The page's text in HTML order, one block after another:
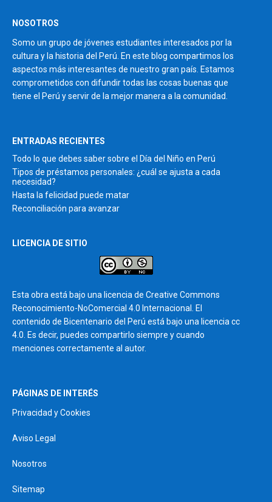
NOSOTROS
Somo un grupo de jóvenes estudiantes interesados por la
cultura y la historia del Perú. En este blog compartimos los
aspectos más interesantes de nuestro gran país. Estamos
comprometidos con difundir todas las cosas buenas que
tiene el Perú y servir de la mejor manera a la comunidad.
ENTRADAS RECIENTES
Todo lo que debes saber sobre el Día del Niño en Perú
Tipos de préstamos personales: ¿cuál se ajusta a cada
necesidad?
Hasta la felicidad puede matar
Reconciliación para avanzar
LICENCIA DE SITIO
Esta obra está bajo una licencia de Creative Commons
Reconocimiento-NoComercial 4.0 Internacional. El
contenido de Bicentenario del Perú está bajo una licencia cc
4.0. Es decir, puedes compartirlo siempre y cuando
menciones correctamente al autor.
PÁGINAS DE INTERÉS
Privacidad y Cookies
Aviso Legal
Nosotros
Sitemap